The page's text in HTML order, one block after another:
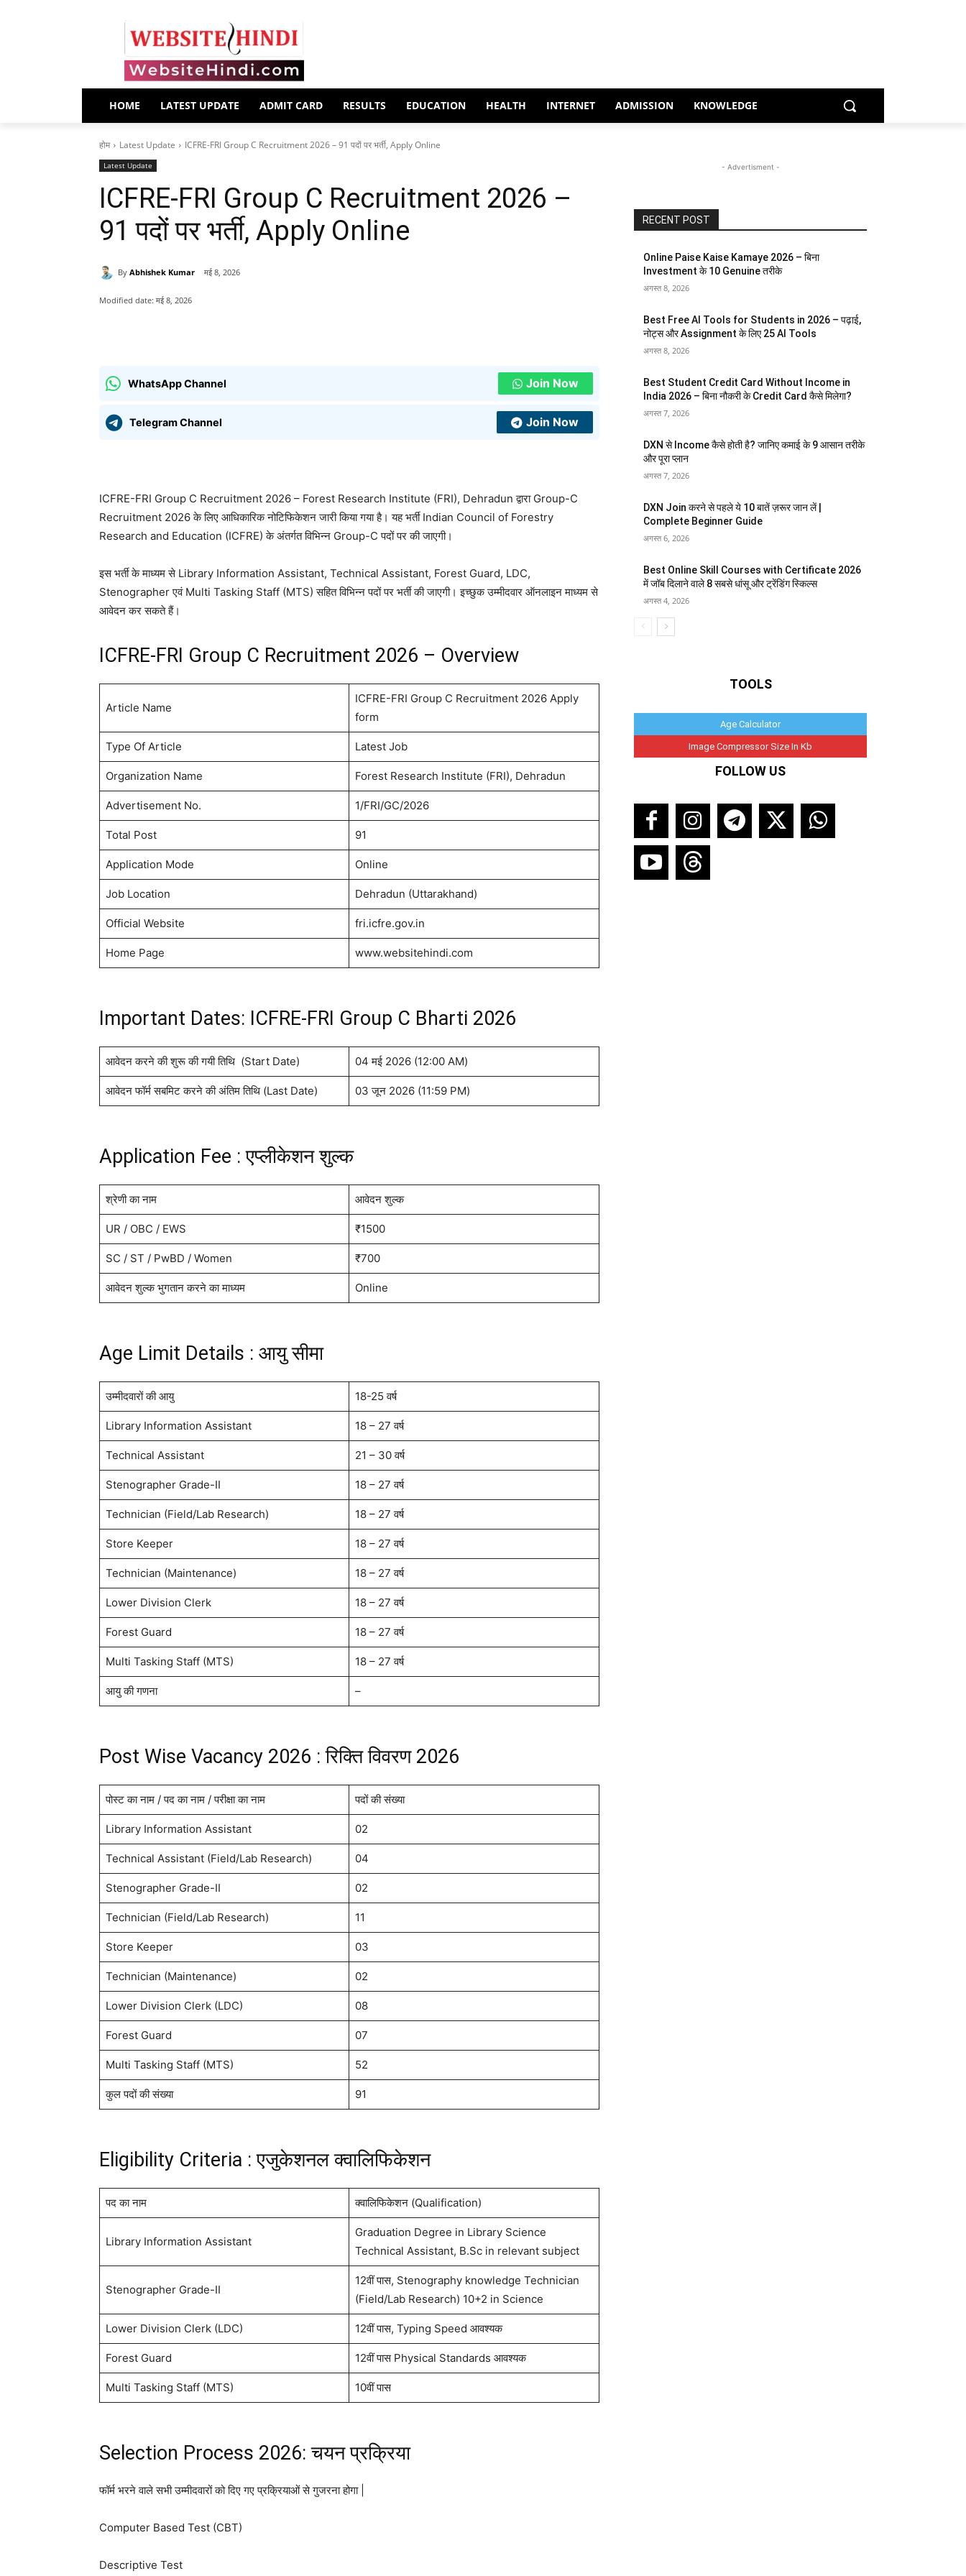
HOME LATEST UPDATE ADMIT CARD RESULTS EDUCATION HEALTH INTERNET ADMISSION KNOWLEDGE
होम Latest Update ICFRE-FRI Group C Recruitment 2026 – 91 पदों पर भर्ती, Apply Online
Latest Update
ICFRE-FRI Group C Recruitment 2026 –
91 पदों पर भर्ती, Apply Online
By Abhishek Kumar मई 8, 2026
Modified date: मई 8, 2026
WhatsApp Channel Join Now
Telegram Channel Join Now
ICFRE-FRI Group C Recruitment 2026 – Forest Research Institute (FRI), Dehradun द्वारा Group-C
Recruitment 2026 के लिए आधिकारिक नोटिफिकेशन जारी किया गया है। यह भर्ती Indian Council of Forestry
Research and Education (ICFRE) के अंतर्गत विभिन्न Group-C पदों पर की जाएगी।
इस भर्ती के माध्यम से Library Information Assistant, Technical Assistant, Forest Guard, LDC,
Stenographer एवं Multi Tasking Staff (MTS) सहित विभिन्न पदों पर भर्ती की जाएगी। इच्छुक उम्मीदवार ऑनलाइन माध्यम से
आवेदन कर सकते हैं।
ICFRE-FRI Group C Recruitment 2026 – Overview
Article Name
ICFRE-FRI Group C Recruitment 2026 Apply
form
Type Of Article Latest Job
Organization Name Forest Research Institute (FRI), Dehradun
Advertisement No. 1/FRI/GC/2026
Total Post 91
Application Mode Online
Job Location Dehradun (Uttarakhand)
Official Website fri.icfre.gov.in
Home Page www.websitehindi.com
Important Dates: ICFRE-FRI Group C Bharti 2026
आवेदन करने की शुरू की गयी तिथि (Start Date) 04 मई 2026 (12:00 AM)
आवेदन फॉर्म सबमिट करने की अंतिम तिथि (Last Date) 03 जून 2026 (11:59 PM)
Application Fee : एप्लीकेशन शुल्क
श्रेणी का नाम आवेदन शुल्क
UR / OBC / EWS ₹1500
SC / ST / PwBD / Women ₹700
आवेदन शुल्क भुगतान करने का माध्यम Online
Age Limit Details : आयु सीमा
उम्मीदवारों की आयु 18-25 वर्ष
Library Information Assistant 18 – 27 वर्ष
Technical Assistant 21 – 30 वर्ष
Stenographer Grade-II 18 – 27 वर्ष
Technician (Field/Lab Research) 18 – 27 वर्ष
Store Keeper 18 – 27 वर्ष
Technician (Maintenance) 18 – 27 वर्ष
Lower Division Clerk 18 – 27 वर्ष
Forest Guard 18 – 27 वर्ष
Multi Tasking Staff (MTS) 18 – 27 वर्ष
आयु की गणना –
Post Wise Vacancy 2026 : रिक्ति विवरण 2026
पोस्ट का नाम / पद का नाम / परीक्षा का नाम पदों की संख्या
Library Information Assistant 02
Technical Assistant (Field/Lab Research) 04
Stenographer Grade-II 02
Technician (Field/Lab Research) 11
Store Keeper 03
Technician (Maintenance) 02
Lower Division Clerk (LDC) 08
Forest Guard 07
Multi Tasking Staff (MTS) 52
कुल पदों की संख्या 91
Eligibility Criteria : एजुकेशनल क्वालिफिकेशन
पद का नाम क्वालिफिकेशन (Qualification)
Library Information Assistant
Graduation Degree in Library Science
Technical Assistant, B.Sc in relevant subject
Stenographer Grade-II
12वीं पास, Stenography knowledge Technician
(Field/Lab Research) 10+2 in Science
Lower Division Clerk (LDC) 12वीं पास, Typing Speed आवश्यक
Forest Guard 12वीं पास Physical Standards आवश्यक
Multi Tasking Staff (MTS) 10वीं पास
Selection Process 2026: चयन प्रक्रिया
फॉर्म भरने वाले सभी उम्मीदवारों को दिए गए प्रक्रियाओं से गुजरना होगा |
Computer Based Test (CBT)
Descriptive Test
- Advertisment -
RECENT POST
Online Paise Kaise Kamaye 2026 – बिना
Investment के 10 Genuine तरीके
अगस्त 8, 2026
Best Free AI Tools for Students in 2026 – पढ़ाई,
नोट्स और Assignment के लिए 25 AI Tools
अगस्त 8, 2026
Best Student Credit Card Without Income in
India 2026 – बिना नौकरी के Credit Card कैसे मिलेगा?
अगस्त 7, 2026
DXN से Income कैसे होती है? जानिए कमाई के 9 आसान तरीके
और पूरा प्लान
अगस्त 7, 2026
DXN Join करने से पहले ये 10 बातें ज़रूर जान लें |
Complete Beginner Guide
अगस्त 6, 2026
Best Online Skill Courses with Certificate 2026
में जॉब दिलाने वाले 8 सबसे धांसू और ट्रेंडिंग स्किल्स
अगस्त 4, 2026
TOOLS
Age Calculator
Image Compressor Size In Kb
FOLLOW US